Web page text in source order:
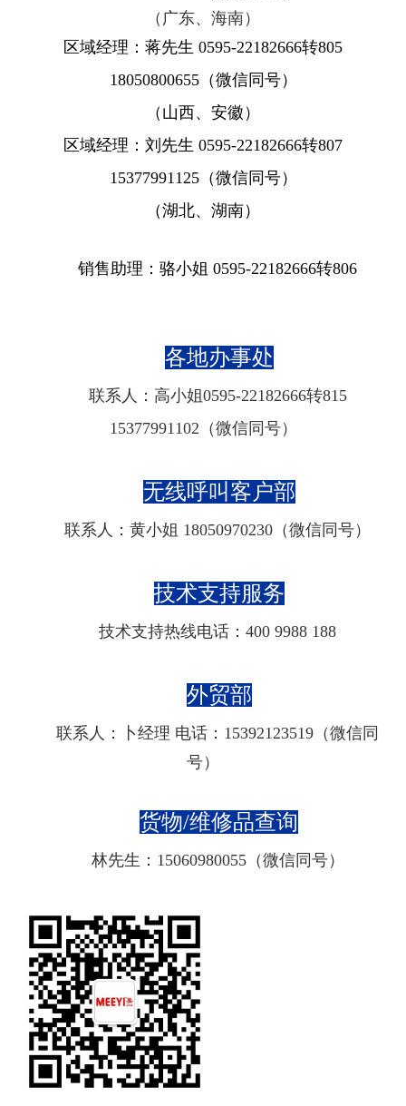
（ 广东、海南）
区域经理：蒋先生 0595-22182666转805
18050800655（微信同号）
（山西、安徽）
区域经理：刘先生 0595-22182666转807
15377991125（微信同号）
（湖北、湖南）
销售助理：骆小姐 0595-22182666转806
各地办事处
联系人：高小姐0595-22182666转815
15377991102 （微信同号）
无线呼叫客户部
联系人：黄小姐 18050970230 （微信同号）
技术支持服务
技术支持热线电话：400 9988 188
外贸部
联系人：卜经理 电话： 15392123519（微信同
号）
货物/维修品查询
林先生：15060980055（微信同号）